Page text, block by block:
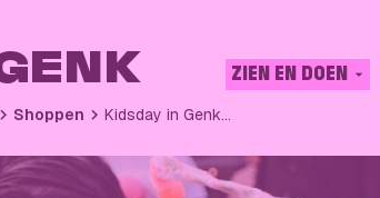
ZIEN EN DOEN
Shoppen Kidsday in Genk…